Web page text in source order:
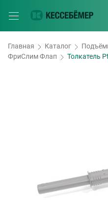
Главная Каталог
ФриСлим Флап
Толкатель